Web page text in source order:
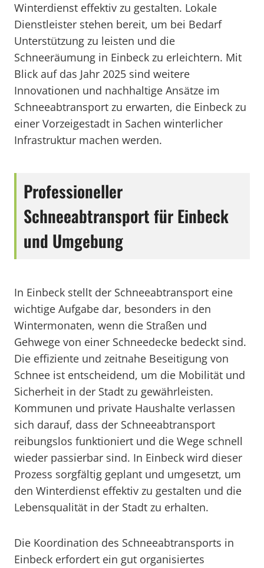
Winterdienst effektiv zu gestalten. Lokale
Dienstleister stehen bereit, um bei Bedarf
Unterstützung zu leisten und die
Schneeräumung in Einbeck zu erleichtern. Mit
Blick auf das Jahr 2025 sind weitere
Innovationen und nachhaltige Ansätze im
Schneeabtransport zu erwarten, die Einbeck zu
einer Vorzeigestadt in Sachen winterlicher
Infrastruktur machen werden.
Professioneller
Schneeabtransport für Einbeck
und Umgebung
In Einbeck stellt der Schneeabtransport eine
wichtige Aufgabe dar, besonders in den
Wintermonaten, wenn die Straßen und
Gehwege von einer Schneedecke bedeckt sind.
Die effiziente und zeitnahe Beseitigung von
Schnee ist entscheidend, um die Mobilität und
Sicherheit in der Stadt zu gewährleisten.
Kommunen und private Haushalte verlassen
sich darauf, dass der Schneeabtransport
reibungslos funktioniert und die Wege schnell
wieder passierbar sind. In Einbeck wird dieser
Prozess sorgfältig geplant und umgesetzt, um
den Winterdienst effektiv zu gestalten und die
Lebensqualität in der Stadt zu erhalten.
Die Koordination des Schneeabtransports in
Einbeck erfordert ein gut organisiertes